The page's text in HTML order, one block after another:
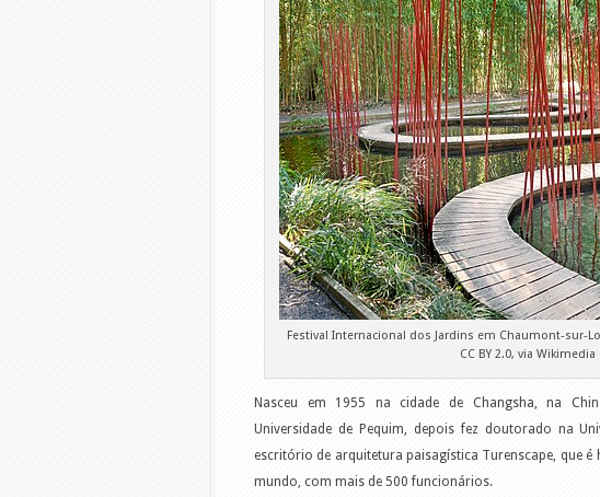
Festival Internacional dos Jardins em Chaumont-sur-
CC BY 2.0, via
Nasceu em 1955 na cidade de Changsha, na
Universidade de Pequim, depois fez doutorado na
escritório de arquitetura paisagística Turenscape, que
mundo, com mais de 500 funcionários.